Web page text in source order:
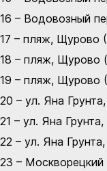
16 – Водовозный
17 – пляж, Щурово
18 – пляж, Щурово
19 – пляж, Щурово
20 – ул. Яна
21 – ул. Яна
22 – ул. Яна
23 –